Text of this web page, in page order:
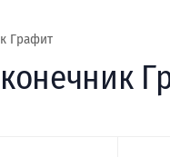
Графит